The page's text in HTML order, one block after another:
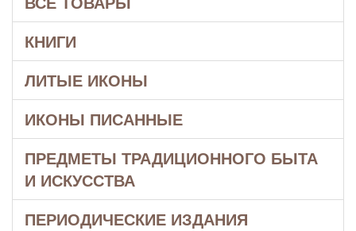
КНИГИ
ЛИТЫЕ ИКОНЫ
ИКОНЫ ПИСАННЫЕ
ПРЕДМЕТЫ ТРАДИЦИОННОГО БЫТА
И ИСКУССТВА
ПЕРИОДИЧЕСКИЕ ИЗДАНИЯ